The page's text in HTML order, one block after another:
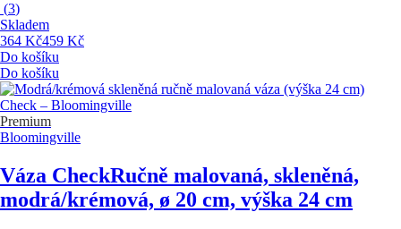
(3)
Skladem
364 Kč459 Kč
Do košíku
Do košíku
Premium
Bloomingville
Váza CheckRučně malovaná, skleněná,
modrá/krémová, ø 20 cm, výška 24 cm